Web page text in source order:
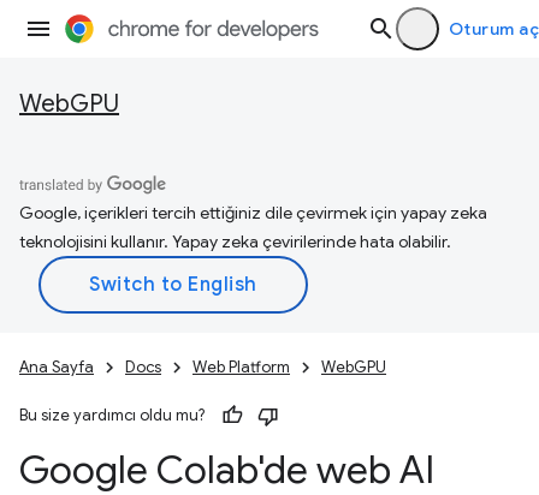
Oturum aç
WebGPU
Google, içerikleri tercih ettiğiniz dile çevirmek için yapay zeka
teknolojisini kullanır. Yapay zeka çevirilerinde hata olabilir.
Ana Sayfa Docs Web Platform WebGPU
Bu size yardımcı oldu mu?
Google Colab'de web AI